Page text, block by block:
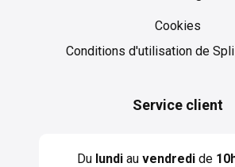
Cookies
Conditions d'utilisation de
Service client
Du lundiau vendredide